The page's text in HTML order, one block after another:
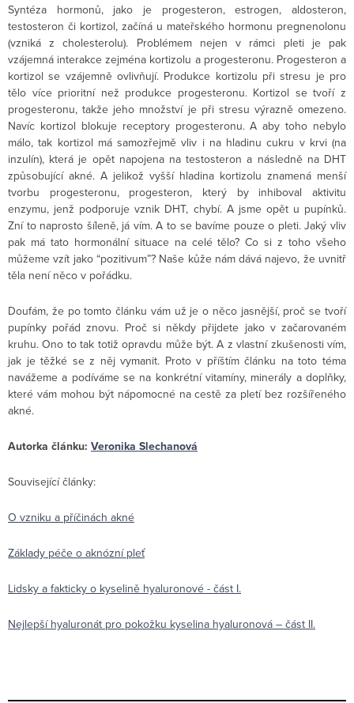
Syntéza hormonů, jako je progesteron, estrogen, aldosteron,
testosteron či kortizol, začíná u mateřského hormonu pregnenolonu
(vzniká z cholesterolu). Problémem nejen v rámci pleti je pak
vzájemná interakce zejména kortizolu a progesteronu. Progesteron a
kortizol se vzájemně ovlivňují. Produkce kortizolu při stresu je pro
tělo více prioritní než produkce progesteronu. Kortizol se tvoří z
progesteronu, takže jeho množství je při stresu výrazně omezeno.
Navíc kortizol blokuje receptory progesteronu. A aby toho nebylo
málo, tak kortizol má samozřejmě vliv i na hladinu cukru v krvi (na
inzulín), která je opět napojena na testosteron a následně na DHT
způsobující akné. A jelikož vyšší hladina kortizolu znamená menší
tvorbu progesteronu, progesteron, který by inhiboval aktivitu
enzymu, jenž podporuje vznik DHT, chybí. A jsme opět u pupínků.
Zní to naprosto šíleně, já vím. A to se bavíme pouze o pleti. Jaký vliv
pak má tato hormonální situace na celé tělo? Co si z toho všeho
můžeme vzít jako “pozitivum”? Naše kůže nám dává najevo, že uvnitř
těla není něco v pořádku.
Doufám, že po tomto článku vám už je o něco jasnější, proč se tvoří
pupínky pořád znovu. Proč si někdy přijdete jako v začarovaném
kruhu. Ono to tak totiž opravdu může být. A z vlastní zkušenosti vím,
jak je těžké se z něj vymanit. Proto v příštím článku na toto téma
navážeme a podíváme se na konkrétní vitamíny, minerály a doplňky,
které vám mohou být nápomocné na cestě za pletí bez rozšířeného
akné.
Autorka článku: Veronika Slechanová
Související články:
O vzniku a příčinách akné
Základy péče o aknózní pleť
Lidsky a fakticky o kyselině hyaluronové - část I.
Nejlepší hyaluronát pro pokožku kyselina hyaluronová – část II.